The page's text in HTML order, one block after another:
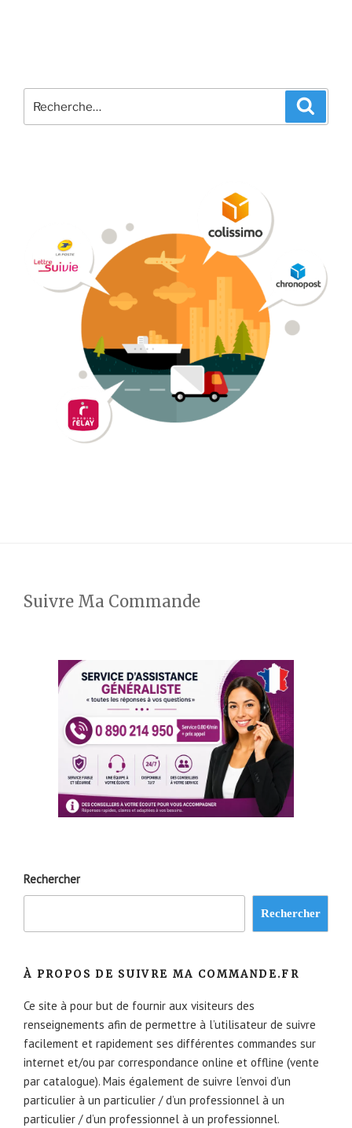
pour
Suivre Ma Commande
Rechercher
Rechercher
À PROPOS DE SUIVRE MA COMMANDE.FR
Ce site à pour but de fournir aux visiteurs des
renseignements afin de permettre à l’utilisateur de suivre
facilement et rapidement ses différentes commandes sur
internet et/ou par correspondance online et offline (vente
par catalogue). Mais également de suivre l’envoi d’un
particulier à un particulier / d’un professionnel à un
particulier / d’un professionnel à un professionnel.